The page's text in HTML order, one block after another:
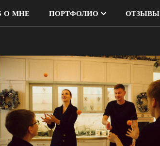
О МНЕ ПОРТФОЛИО ОТЗЫВЫ